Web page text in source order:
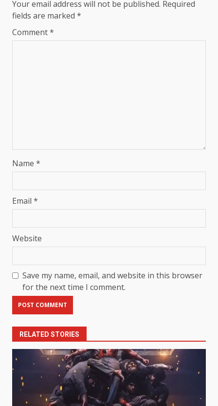
Your email address will not be published. Required
fields are marked *
Comment*
Name *
Email *
Website
Save my name, email, and website in this browser
for the next time I comment.
RELATED STORIES